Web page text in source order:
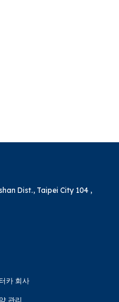
Dist., Taipei City 104 ,
카 회사
관리